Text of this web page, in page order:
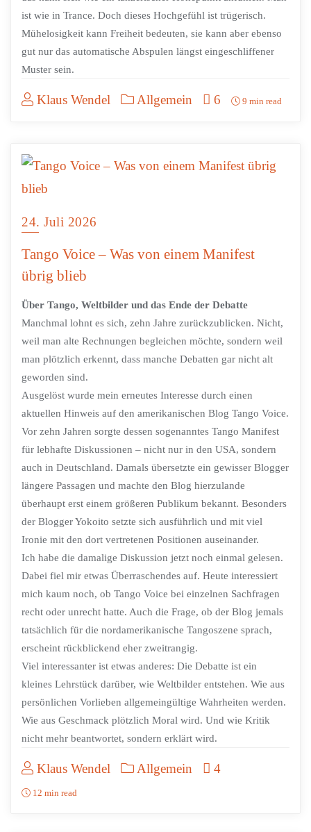
ist wie in Trance. Doch dieses Hochgefühl ist trügerisch.
Mühelosigkeit kann Freiheit bedeuten, sie kann aber ebenso
gut nur das automatische Abspulen längst eingeschliffener
Muster sein.
Klaus Wendel Allgemein 6 9 min read
24. Juli 2026
Tango Voice – Was von einem Manifest
übrig blieb
Über Tango, Weltbilder und das Ende der Debatte
Manchmal lohnt es sich, zehn Jahre zurückzublicken. Nicht,
weil man alte Rechnungen begleichen möchte, sondern weil
man plötzlich erkennt, dass manche Debatten gar nicht alt
geworden sind.
Ausgelöst wurde mein erneutes Interesse durch einen
aktuellen Hinweis auf den amerikanischen Blog Tango Voice.
Vor zehn Jahren sorgte dessen sogenanntes Tango Manifest
für lebhafte Diskussionen – nicht nur in den USA, sondern
auch in Deutschland. Damals übersetzte ein gewisser Blogger
längere Passagen und machte den Blog hierzulande
überhaupt erst einem größeren Publikum bekannt. Besonders
der Blogger Yokoito setzte sich ausführlich und mit viel
Ironie mit den dort vertretenen Positionen auseinander.
Ich habe die damalige Diskussion jetzt noch einmal gelesen.
Dabei fiel mir etwas Überraschendes auf. Heute interessiert
mich kaum noch, ob Tango Voice bei einzelnen Sachfragen
recht oder unrecht hatte. Auch die Frage, ob der Blog jemals
tatsächlich für die nordamerikanische Tangoszene sprach,
erscheint rückblickend eher zweitrangig.
Viel interessanter ist etwas anderes: Die Debatte ist ein
kleines Lehrstück darüber, wie Weltbilder entstehen. Wie aus
persönlichen Vorlieben allgemeingültige Wahrheiten werden.
Wie aus Geschmack plötzlich Moral wird. Und wie Kritik
nicht mehr beantwortet, sondern erklärt wird.
Klaus Wendel Allgemein 4
12 min read